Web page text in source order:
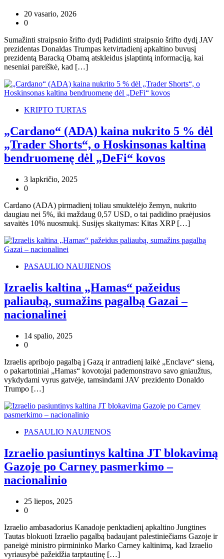
20 vasario, 2026
0
Sumažinti straipsnio šrifto dydį Padidinti straipsnio šrifto dydį JAV
prezidentas Donaldas Trumpas ketvirtadienį apkaltino buvusį
prezidentą Baracką Obamą atskleidus įslaptintą informaciją, kai
neseniai pareiškė, kad […]
KRIPTO TURTAS
„Cardano“ (ADA) kaina nukrito 5 % dėl
„Trader Shorts“, o Hoskinsonas kaltina
bendruomenę dėl „DeFi“ kovos
3 lapkričio, 2025
0
Cardano (ADA) pirmadienį toliau smuktelėjo žemyn, nukrito
daugiau nei 5%, iki maždaug 0,57 USD, o tai padidino praėjusios
savaitės 10% nuosmukį. Susijęs skaitymas: Kitas XRP […]
PASAULIO NAUJIENOS
Izraelis kaltina „Hamas“ pažeidus
paliaubą, sumažins pagalbą Gazai –
nacionalinei
14 spalio, 2025
0
Izraelis apribojo pagalbą į Gazą ir antradienį laikė „Enclave“ sieną,
o pakartotiniai „Hamas“ kovotojai pademonstravo savo gniaužtus,
vykdydami vyrus gatvėje, tamsindami JAV prezidento Donaldo
Trumpo […]
PASAULIO NAUJIENOS
Izraelio pasiuntinys kaltina JT blokavimą
Gazoje po Carney pasmerkimo –
nacionalinio
25 liepos, 2025
0
Izraelio ambasadorius Kanadoje penktadienį apkaltino Jungtines
Tautas blokuoti Izraelio pagalbą badaujant palestiniečiams Gazoje ir
paneigė ministro pirmininko Marko Carney kaltinimą, kad Izraelio
vyriausybė pažeidžia tarptautinę […]